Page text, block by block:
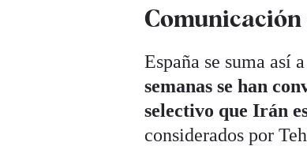
Comunicación
España se suma así
semanas se han
selectivo que Irán
considerados por